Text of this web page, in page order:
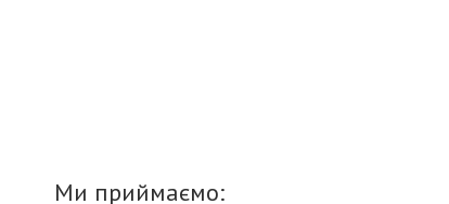
Ми приймаємо: